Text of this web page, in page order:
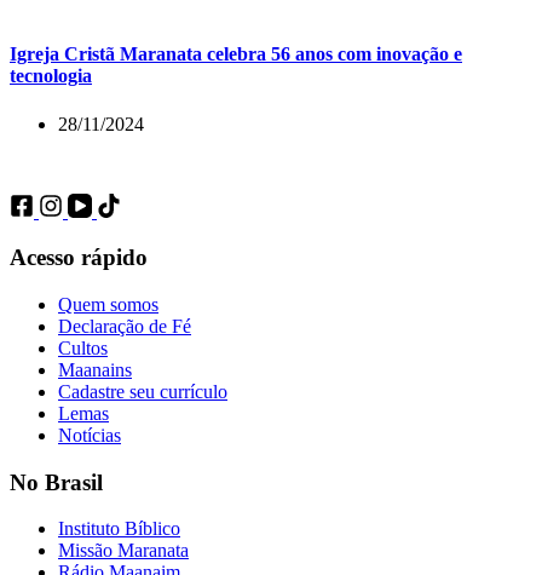
Igreja Cristã Maranata celebra 56 anos com inovação e
tecnologia
28/11/2024
Acesso rápido
Quem somos
Declaração de Fé
Cultos
Maanains
Cadastre seu currículo
Lemas
Notícias
No Brasil
Instituto Bíblico
Missão Maranata